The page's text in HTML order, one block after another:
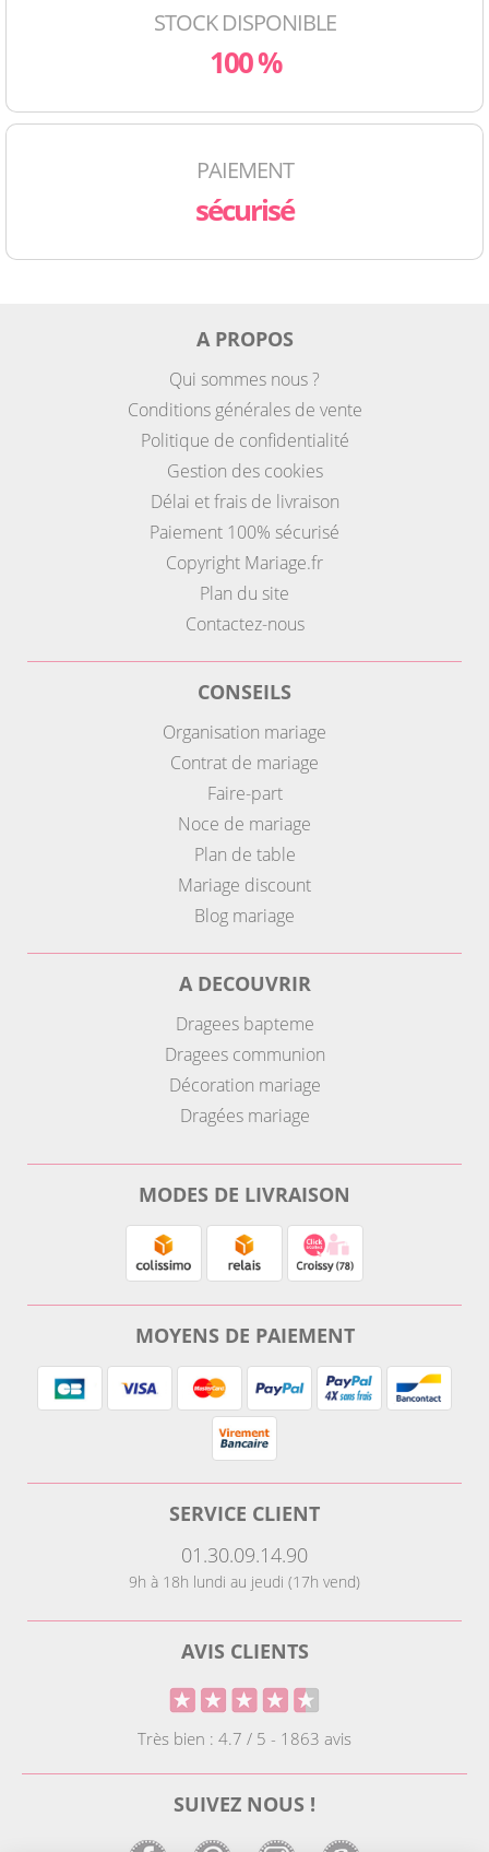
STOCK DISPONIBLE
100 %
PAIEMENT
sécurisé
A PROPOS
Qui sommes nous ?
Conditions générales de vente
Politique de confidentialité
Gestion des cookies
Délai et frais de livraison
Paiement 100% sécurisé
Copyright Mariage.fr
Plan du site
Contactez-nous
CONSEILS
Organisation mariage
Contrat de mariage
Faire-part
Noce de mariage
Plan de table
Mariage discount
Blog mariage
A DECOUVRIR
Dragees bapteme
Dragees communion
Décoration mariage
Dragées mariage
MODES DE LIVRAISON
MOYENS DE PAIEMENT
SERVICE CLIENT
01.30.09.14.90
9h à 18h lundi au jeudi (17h vend)
AVIS CLIENTS
Très bien : 4.7 / 5 - 1863 avis
SUIVEZ NOUS !